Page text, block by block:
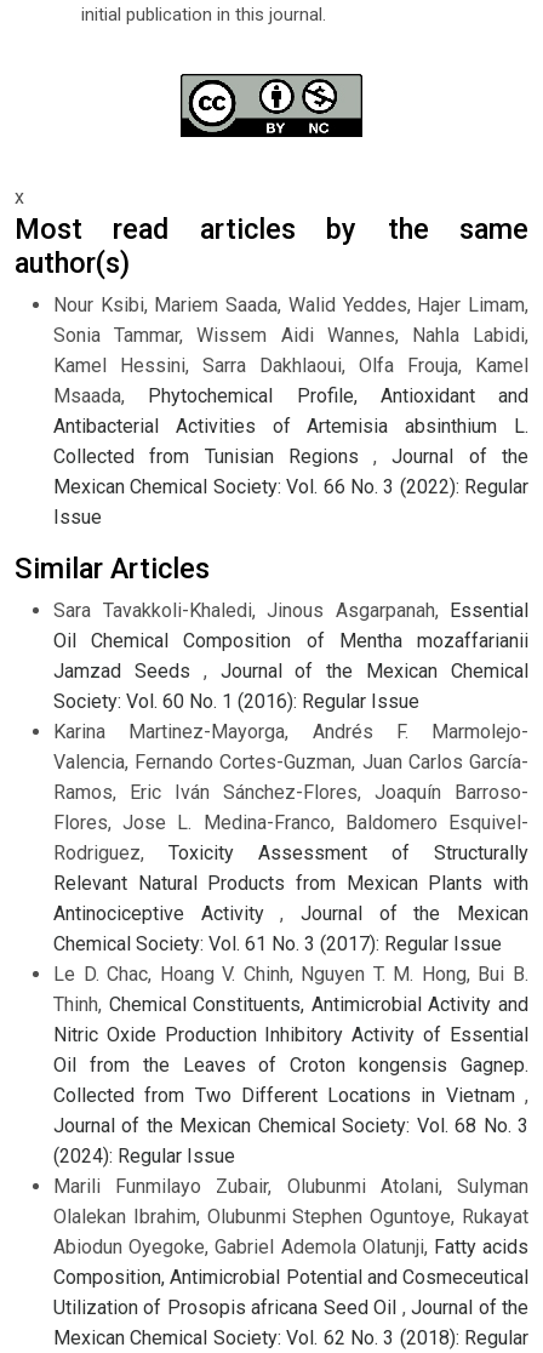
initial publication in this journal.
x
Most read articles by the same
author(s)
Nour Ksibi, Mariem Saada, Walid Yeddes, Hajer Limam,
Sonia Tammar, Wissem Aidi Wannes, Nahla Labidi,
Kamel Hessini, Sarra Dakhlaoui, Olfa Frouja, Kamel
Msaada,
Phytochemical Profile, Antioxidant and
Antibacterial Activities of Artemisia absinthium L.
Collected from Tunisian Regions,Journal of the
Mexican Chemical Society: Vol. 66 No. 3 (2022): Regular
Issue
Similar Articles
Sara Tavakkoli-Khaledi, Jinous Asgarpanah,
Essential
Oil Chemical Composition of Mentha mozaffarianii
Jamzad Seeds , Journal of the Mexican Chemical
Society: Vol. 60 No. 1 (2016): Regular Issue
Karina Martinez-Mayorga, Andrés F. Marmolejo-
Valencia, Fernando Cortes-Guzman, Juan Carlos García-
Ramos, Eric Iván Sánchez-Flores, Joaquín Barroso-
Flores, Jose L. Medina-Franco, Baldomero Esquivel-
Rodriguez, Toxicity Assessment of Structurally
Relevant Natural Products from Mexican Plants with
Antinociceptive Activity,Journal of the Mexican
Chemical Society: Vol. 61 No. 3 (2017): Regular Issue
Le D. Chac, Hoang V. Chinh, Nguyen T. M. Hong, Bui B.
Thinh, Chemical Constituents, Antimicrobial Activity and
Nitric Oxide Production Inhibitory Activity of Essential
Oil from the Leaves of Croton kongensis Gagnep.
Collected from Two Different Locations in Vietnam ,
Journal of the Mexican Chemical Society: Vol. 68 No. 3
(2024): Regular Issue
Marili Funmilayo Zubair, Olubunmi Atolani, Sulyman
Olalekan Ibrahim, Olubunmi Stephen Oguntoye, Rukayat
Abiodun Oyegoke, Gabriel Ademola Olatunji, Fatty acids
Composition, Antimicrobial Potential and Cosmeceutical
Utilization of Prosopis africana Seed Oil ,Journal of the
Mexican Chemical Society: Vol. 62 No. 3 (2018): Regular